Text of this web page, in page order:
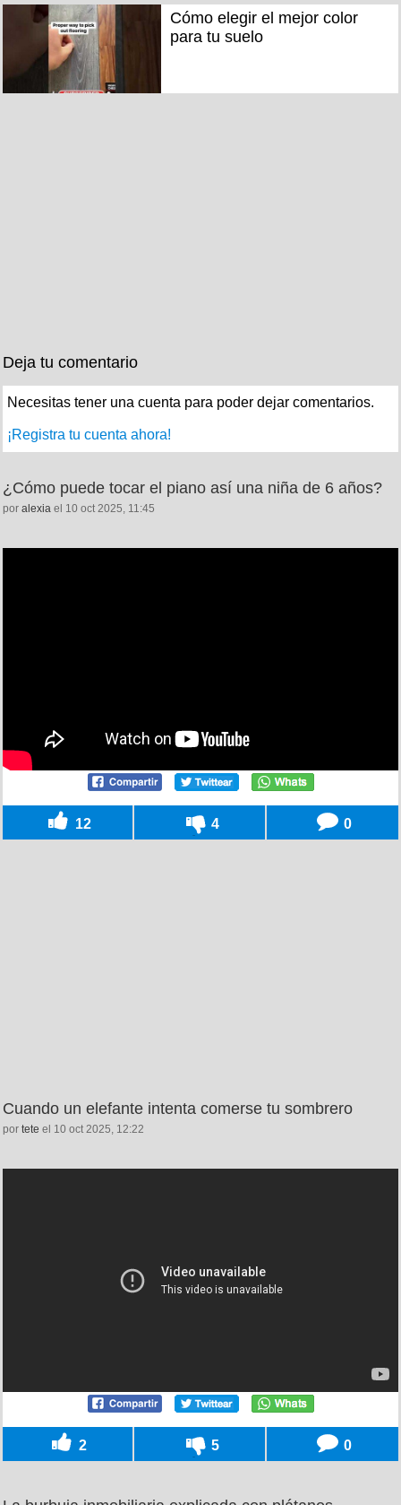
Cómo elegir el mejor color
para tu suelo
Deja tu comentario
Necesitas tener una cuenta para poder dejar comentarios.
¡Registra tu cuenta ahora!
¿Cómo puede tocar el piano así una niña de 6 años?
por alexia el 10 oct 2025, 11:45
12 4 0
Cuando un elefante intenta comerse tu sombrero
por tete el 10 oct 2025, 12:22
2 5 0